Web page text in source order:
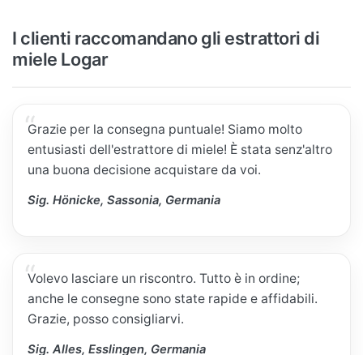
I clienti raccomandano gli estrattori di
miele Logar
Grazie per la consegna puntuale! Siamo molto
entusiasti dell'estrattore di miele! È stata senz'altro
una buona decisione acquistare da voi.
Sig. Hönicke, Sassonia, Germania
Volevo lasciare un riscontro. Tutto è in ordine;
anche le consegne sono state rapide e affidabili.
Grazie, posso consigliarvi.
Sig. Alles, Esslingen, Germania